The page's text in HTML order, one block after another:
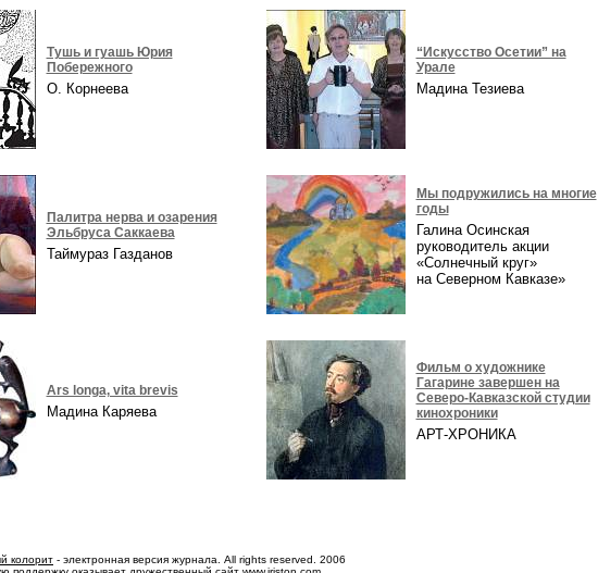
Тушь и гуашь Юрия
Побережного
О. Корнеева
Палитра нерва и озарения
Эльбруса Саккаева
Таймураз Газданов
Ars longa, vita brevis
Мадина Каряева
“Искусство Осетии” на
Урале
Мадина Тезиева
Мы подружились на многие
годы
Галина Осинская
руководитель акции
«Солнечный круг»
на Северном Кавказе»
Фильм о художнике
Гагарине завершен на
Северо-Кавказской студии
кинохроники
АРТ-ХРОНИКА
колорит - электронная версия журнала. All rights reserved. 2006